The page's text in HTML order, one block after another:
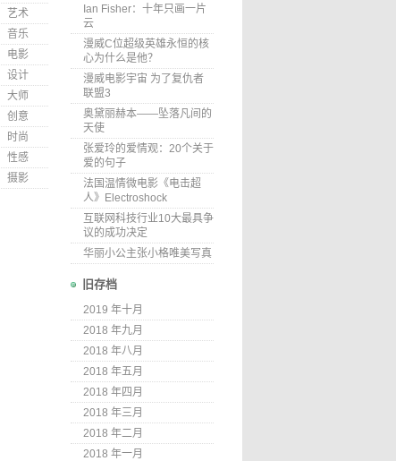
艺术
音乐
电影
设计
大师
创意
时尚
性感
摄影
Ian Fisher：十年只画一片
云
漫威C位超级英雄永恒的核
心为什么是他？
漫威电影宇宙 为了复仇者
联盟3
奥黛丽赫本——坠落凡间的
天使
张爱玲的爱情观：20个关于
爱的句子
法国温情微电影《电击超
人》Electroshock
互联网科技行业10大最具争
议的成功决定
华丽小公主张小格唯美写真
旧存档
2019 年十月
2018 年九月
2018 年八月
2018 年五月
2018 年四月
2018 年三月
2018 年二月
2018 年一月